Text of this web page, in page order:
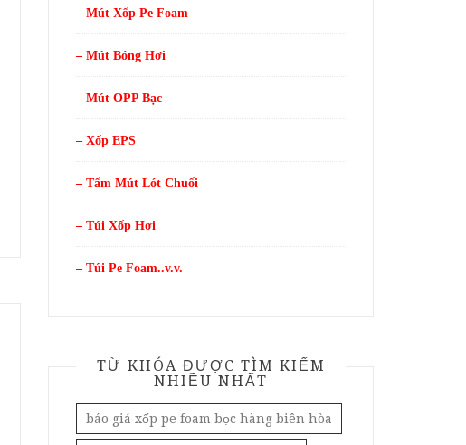
– Mút Xốp Pe Foam
– Mút Bóng Hơi
– Mút OPP Bạc
– Xốp EPS
– Tấm Mút Lót Chuối
– Túi Xốp Hơi
– Túi Pe Foam..v.v.
TỪ KHÓA ĐƯỢC TÌM KIẾM
NHIỀU NHẤT
báo giá xốp pe foam bọc hàng biên hòa